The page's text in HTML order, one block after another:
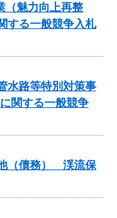
（魅力向上再整
する一般競争入札
水路等特別対策事
関する一般競争
（債務） 渓流保